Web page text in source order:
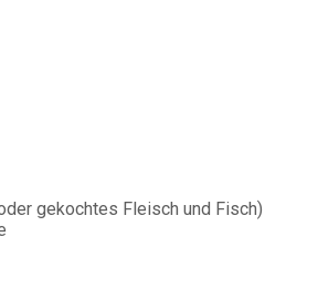
gekochtes Fleisch und Fisch)